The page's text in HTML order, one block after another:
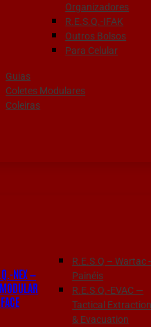
Organizadores
R.E.S.Q.-IFAK
Outros Bolsos
Para Celular
Guias
Coletes Modulares
Coleiras
NEX —
R.E.S.Q – Wartac -
Painéis
R.E.S.Q.-EVAC —
Tactical Extraction
& Evacuation